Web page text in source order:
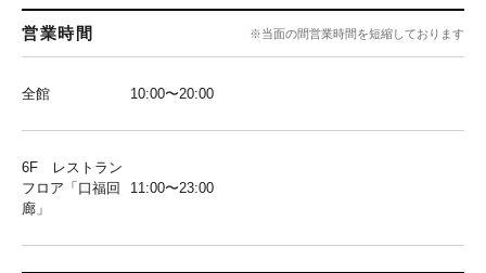
営業時間 ※当面の間営業時間を短縮しております
全館 10:00〜20:00
6F レストラン
フロア「口福回
廊」
11:00〜23:00